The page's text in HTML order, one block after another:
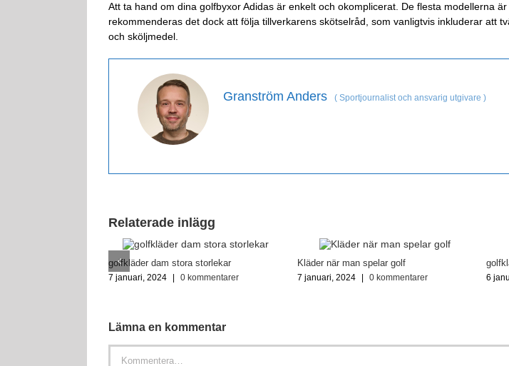
Att ta hand om dina golfbyxor Adidas är enkelt och okomplicerat. De flesta modellerna
rekommenderas det dock att följa tillverkarens skötselråd, som vanligtvis inkluderar att
och sköljmedel.
Granström Anders ( Sportjournalist och ansvarig utgivare )
Relaterade inlägg
golfkläder dam stora storlekar
7 januari, 2024 | 0 kommentarer
Kläder när man spelar golf
7 januari, 2024 | 0 kommentarer 6
Lämna en kommentar
Kommentar